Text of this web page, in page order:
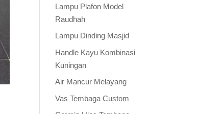
Lampu Plafon Model
Raudhah
Lampu Dinding Masjid
Handle Kayu Kombinasi
Kuningan
Air Mancur Melayang
Vas Tembaga Custom